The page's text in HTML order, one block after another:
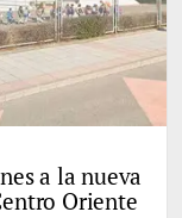
a la nueva
Oriente